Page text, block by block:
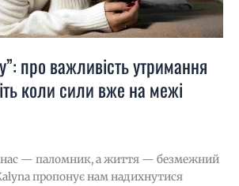
про важливість утримання
коли сили вже на межі
нас — паломник, а життя — безмежний
пропонує нам надихнутися